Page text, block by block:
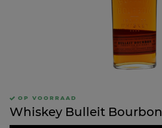
OP VOORRAAD
Whiskey Bulleit Bourbon